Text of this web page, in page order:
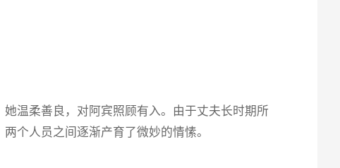
温柔善良，对阿宾照顾有入。由于丈夫长时期所
个人员之间逐渐产育了微妙的情愫。